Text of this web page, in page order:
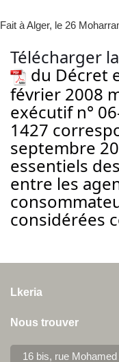
Fait à Alger, le 26
Télécharger
du Décret
février 2008
exécutif n°
1427
septembre
essentiels
entre les
considérées
Lkeria
Nous trouver
16 bis, rue